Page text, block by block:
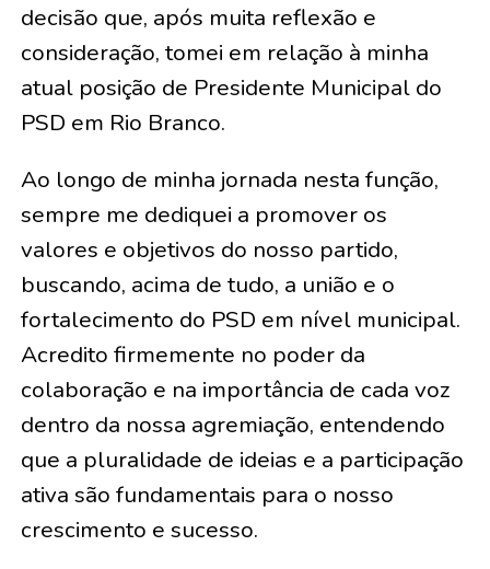
decisão que, após muita reflexão e
consideração, tomei em relação à minha
atual posição de Presidente Municipal do
PSD em Rio Branco.
Ao longo de minha jornada nesta função,
sempre me dediquei a promover os
valores e objetivos do nosso partido,
buscando, acima de tudo, a união e o
fortalecimento do PSD em nível municipal.
Acredito firmemente no poder da
colaboração e na importância de cada voz
dentro da nossa agremiação, entendendo
que a pluralidade de ideias e a participação
ativa são fundamentais para o nosso
crescimento e sucesso.